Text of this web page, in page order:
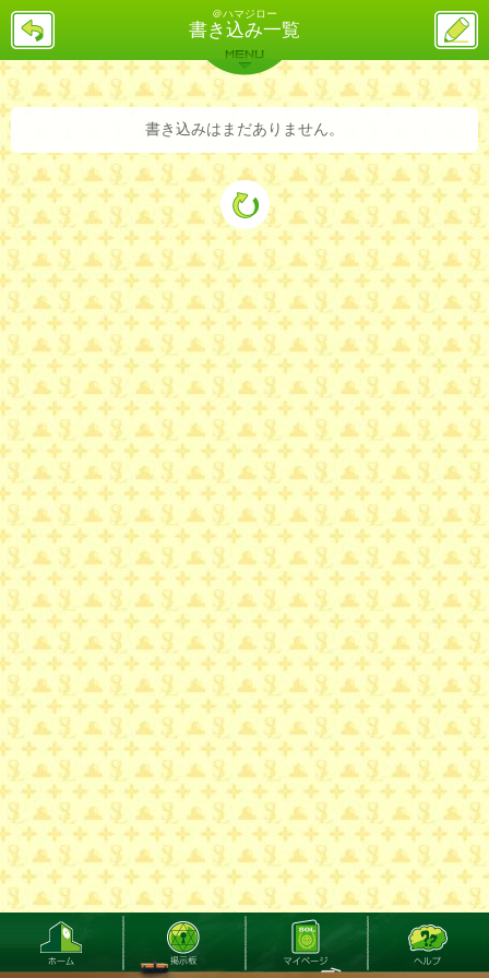
＠ハマジロー
書き込み一覧
戻
ス
投
稿
バックナンバー 詳細検索 ランキング
MENU
書き込みはまだありません。